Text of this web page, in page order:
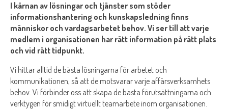
I kärnan av lösningar och tjänster som stöder
informationshantering och kunskapsledning finns
människor och vardagsarbetet behov. Vi ser till att varje
medlem i organisationen har rätt information på rätt plats
och vid rätt tidpunkt.
Vi hittar alltid de bästa lösningarna för arbetet och
kommunikationen, så att de motsvarar varje affärsverksamhets
behov. Vi förbinder oss att skapa de bästa förutsättningarna och
verktygen för smidigt virtuellt teamarbete inom organisationen.